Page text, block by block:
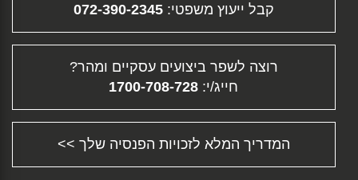
גיוס הון...
דיווח מקוון...
פיצויי פיטורין...
הכנת דוחות מס - דוח שנתי והצהרת הון...
קבל ייעוץ משפטי:072-390-2345
רוצה לשפר ביצועים עסקיים ומהר?
חייג/י: 1700-708-728
המדריך המלא לזכויות הפנסיה שלך >>